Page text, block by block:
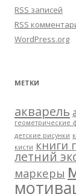
RSS записей
RSS
WordPress.org
МЕТКИ
акварель
геометрические
детские рисунки
кисти книги
летний
маркеры